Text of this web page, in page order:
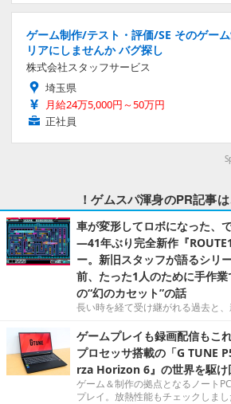
ゲーム制作/テスト・評価/SE そのゲー
リアにしませんか バグ探し
株式会社スタッフサービス
埼玉県
月給24万5,000円～50万円
正社員
！ゲムスパ渾身のPR記事は
車が変形してロボになった、
―41年ぶり完全新作『
ー。新旧スタッフが語るシリ
前、たった1人のために手作
の“幻のカセット”の話
長い時を経て受け継がれる過去と、
ゲームプレイも録画配信もこ
プロセッサ搭載の「G TUNE
rza Horizon 6』の世界を駆け
ゲーム＆制作の拠点となるノート
プレイ。放熱性能もチェックしまし